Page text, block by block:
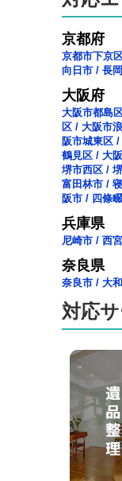
京都府
京都市下京
向日市 / 長
大阪府
大阪市都島
区 / 大阪市
阪市城東区 /
鶴見区 / 大
堺市西区 /
富田林市 /
阪市 / 四條
兵庫県
尼崎市 / 西
奈良県
奈良市 / 大
対応